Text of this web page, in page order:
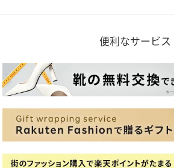
便利なサービス